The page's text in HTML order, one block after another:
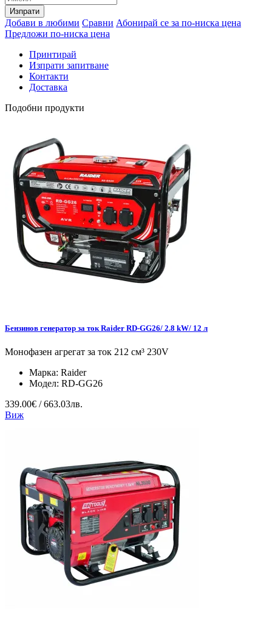
Изпрати
Добави в любими Сравни Абонирай се за по-ниска цена
Предложи по-ниска цена
Принтирай
Изпрати запитване
Контакти
Доставка
Подобни продукти
Бензинов генератор за ток Raider RD-GG26/ 2.8 kW/ 12 л
Монофазен агрегат за ток 212 см³ 230V
Марка: Raider
Модел: RD-GG26
339.00€ / 663.03лв.
Виж